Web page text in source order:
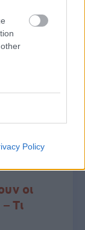
Policy
οι
Τι